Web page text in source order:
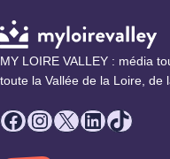
MY LOIRE VALLEY : média
toute la Vallée de la Loire, de
Facebook
Instagram
X LinkedIn
TikTok